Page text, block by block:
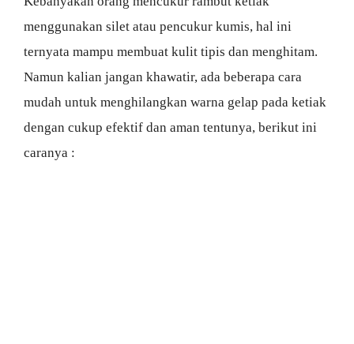
menggunakan silet atau pencukur kumis, hal ini
ternyata mampu membuat kulit tipis dan menghitam.
Namun kalian jangan khawatir, ada beberapa cara
mudah untuk menghilangkan warna gelap pada ketiak
dengan cukup efektif dan aman tentunya, berikut ini
caranya :